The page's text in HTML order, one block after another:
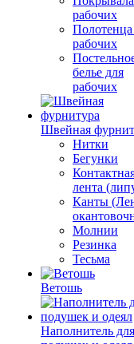
рабочих
Полотенца
рабочих
белье для
рабочих
Швейная
Нитки
Бегунки
лента
Канты
Молнии
Резинка
Тесьма
Ветошь
Наполнитель для